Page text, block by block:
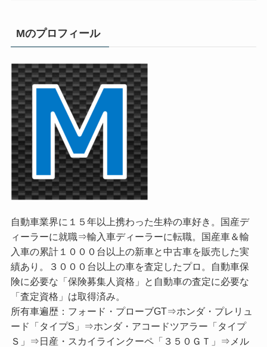
Mのプロフィール
自動車業界に１５年以上携わった生粋の車好き。国産デ
ィーラーに就職⇒輸入車ディーラーに転職。国産車＆輸
入車の累計１０００台以上の新車と中古車を販売した実
績あり。３０００台以上の車を査定したプロ。自動車保
険に必要な「保険募集人資格」と自動車の査定に必要な
「査定資格」は取得済み。
所有車遍歴：フォード・プローブGT⇒ホンダ・プレリュ
ード「タイプS」⇒ホンダ・アコードツアラー「タイプ
Ｓ」⇒日産・スカイラインクーペ「３５０ＧＴ」⇒メル